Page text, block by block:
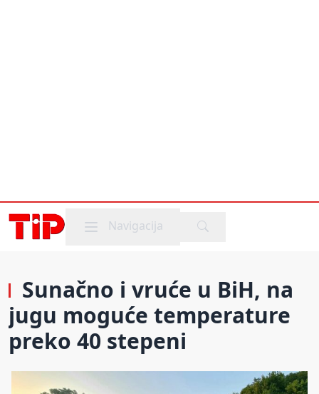
Mobile menu
Navigacija
Sunačno i vruće u BiH, na
jugu moguće temperature
preko 40 stepeni